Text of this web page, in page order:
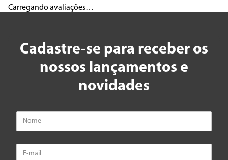
Carregando avaliações…
Cadastre-se para receber os
nossos lançamentos e
novidades